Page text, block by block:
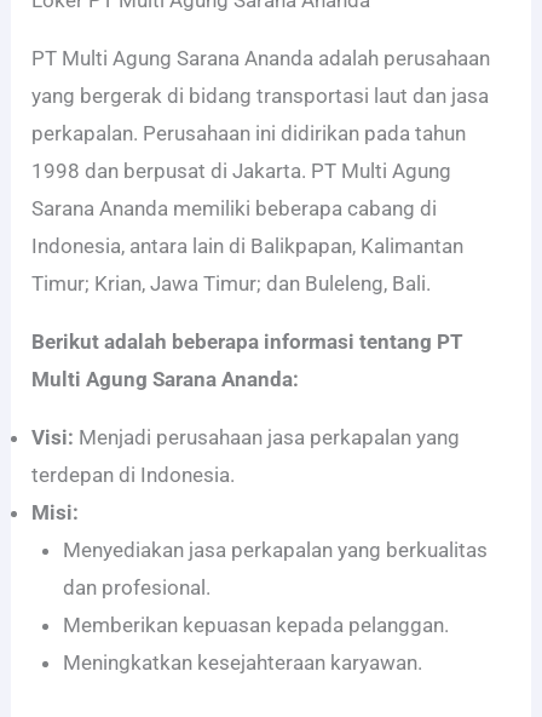
PT Multi Agung Sarana Ananda adalah perusahaan
yang bergerak di bidang transportasi laut dan jasa
perkapalan. Perusahaan ini didirikan pada tahun
1998 dan berpusat di Jakarta. PT Multi Agung
Sarana Ananda memiliki beberapa cabang di
Indonesia, antara lain di Balikpapan, Kalimantan
Timur; Krian, Jawa Timur; dan Buleleng, Bali.
Berikut adalah beberapa informasi tentang PT
Multi Agung Sarana Ananda:
Visi: Menjadi perusahaan jasa perkapalan yang
terdepan di Indonesia.
Misi:
Menyediakan jasa perkapalan yang berkualitas
dan profesional.
Memberikan kepuasan kepada pelanggan.
Meningkatkan kesejahteraan karyawan.